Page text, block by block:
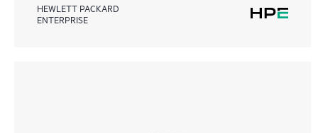
HEWLETT PACKARD
ENTERPRISE